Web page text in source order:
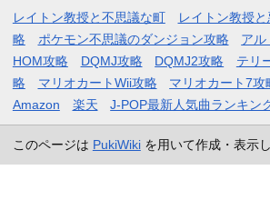
レイトン教授と不思議な町 レイトン教授
略
ポケモン不思議のダンジョン攻略 アル
HOM攻略
DQMJ攻略 DQMJ2攻略 テリ
略
マリオカートWii攻略 マリオカート7攻
Amazon
楽天 J-POP最新人気曲ランキン
このページは PukiWikiを用いて作成・表示